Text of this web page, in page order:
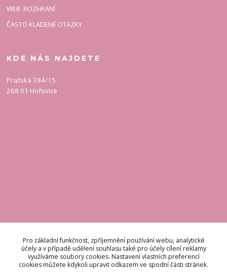
WEB. ROZHRANÍ
ČASTO KLADENÉ OTÁZKY
KDE NÁS NAJDETE
Pražská 384/15
268 01 Hořovice
KONTAKT
Odpovídáme do 48 hodin.
Pro základní funkčnost, zpříjemnění používání webu, analytické
účely a v případě udělení souhlasu také pro účely cílení reklamy
využíváme soubory cookies. Nastavení vlastních preferencí
cookies můžete kdykoli upravit odkazem ve spodní části stránek.